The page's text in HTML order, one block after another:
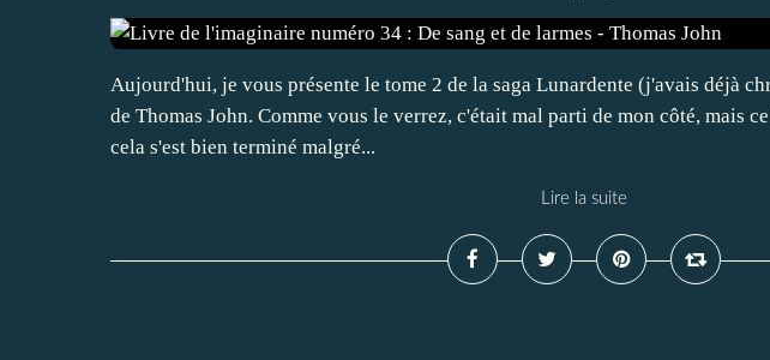
Aujourd'hui, je vous présente le tome 2 de la saga Lunardente (j'avais déjà
de Thomas John. Comme vous le verrez, c'était mal parti de mon côté, mais
cela s'est bien terminé malgré...
Lire la suite